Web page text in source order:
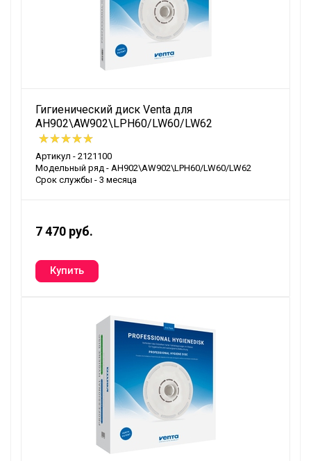
Гигиенический диск Venta для
AH902\AW902\LPH60/LW60/LW62
Артикул - 2121100
Модельный ряд - AH902\AW902\LPH60/LW60/LW62
Срок службы - 3 месяца
7 470 руб.